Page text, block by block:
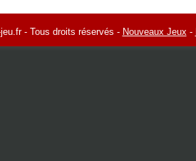
- Tous droits réservés - Nouveaux Jeux-